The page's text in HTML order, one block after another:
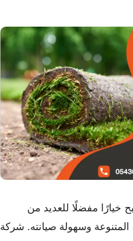
مفضلًا للعديد من
وسهولة صيانته. شركة